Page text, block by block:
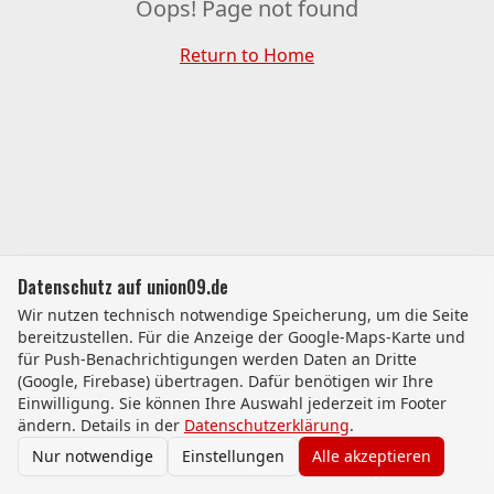
Oops! Page not found
Return to Home
Datenschutz auf union09.de
Wir nutzen technisch notwendige Speicherung, um die Seite
bereitzustellen. Für die Anzeige der Google-Maps-Karte und
für Push-Benachrichtigungen werden Daten an Dritte
(Google, Firebase) übertragen. Dafür benötigen wir Ihre
Einwilligung. Sie können Ihre Auswahl jederzeit im Footer
ändern. Details in der Datenschutzerklärung.
Nur notwendige
Einstellungen Alle akzeptieren